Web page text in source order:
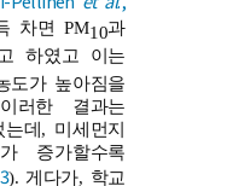
차면 PM10과
하였고 이는
도가 높아짐을
러한 결과는
데, 미세먼지
증가할수록
). 게다가, 학교